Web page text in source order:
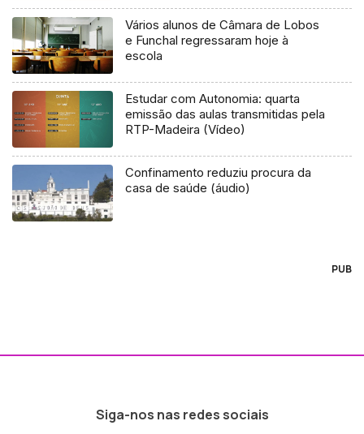
Vários alunos de Câmara de Lobos
e Funchal regressaram hoje à
escola
Estudar com Autonomia: quarta
emissão das aulas transmitidas pela
RTP-Madeira (Vídeo)
Confinamento reduziu procura da
casa de saúde (áudio)
PUB
Siga-nos nas redes sociais